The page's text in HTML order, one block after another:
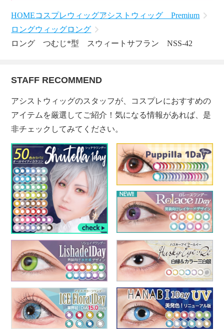
HOMEコスプレウィッグアシストウィッグ Premium
ロングウィッグロング
ロング つむじ*型 スウィートサフラン NSS-42
STAFF RECOMMEND
アシストウィッグのスタッフが、コスプレにおすすめの
アイテムを厳選してご紹介！気になる情報があれば、是
非チェックしてみてください。